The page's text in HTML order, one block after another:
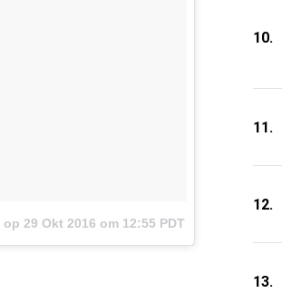
op 29 Okt 2016 om 12:55 PDT
10.
11.
12.
13.